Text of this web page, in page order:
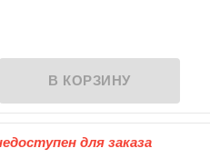
для заказа